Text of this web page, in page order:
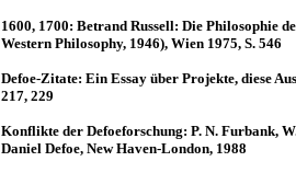
1600, 1700: Betrand Russell: Die Philosophie
Western Philosophy, 1946), Wien 1975, S. 546
Defoe-Zitate: Ein Essay über Projekte, diese
217, 229
Konflikte der Defoeforschung: P. N. Furbank,
Daniel Defoe, New Haven-London, 1988